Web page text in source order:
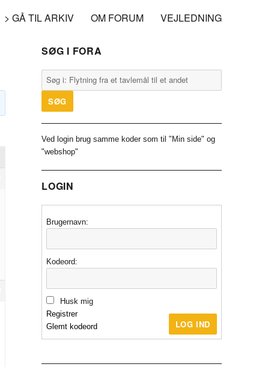
> GÅ TIL ARKIV OM FORUM VEJLEDNING
SØG I FORA
Ved login brug samme koder som til "Min side" og
"webshop"
LOGIN
Brugernavn:
Kodeord:
Husk mig
LOG IND
Registrer
Glemt kodeord